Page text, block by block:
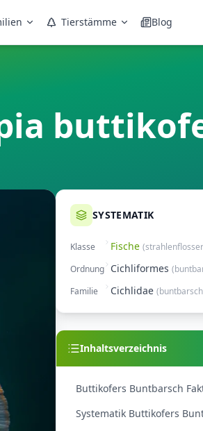
Tierstämme Blog
SYSTEMATIK
Klasse Fische (strahlenflosser
Ordnung Cichliformes (
Familie
Cichlidae (
Inhaltsverzeichnis
Buttikofers Buntbarsch
Systematik Buttikofers